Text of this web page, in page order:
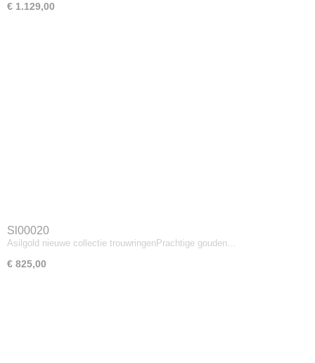
€ 1.129,00
Sl00020
Asilgold nieuwe collectie trouwringenPrachtige gouden…
€ 825,00